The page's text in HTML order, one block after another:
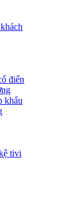
điển
khẩu
tivi